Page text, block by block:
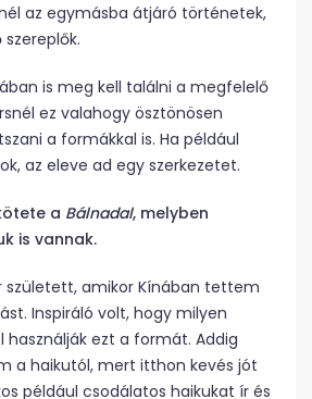
az egymásba átjáró történetek,
is meg kell találni a megfelelő
ez valahogy ösztönösen
a formákkal is. Ha például
az eleve ad egy szerkezetet.
a Bálnadal, melyben
is vannak.
született, amikor Kínában tettem
Inspiráló volt, hogy milyen
használják ezt a formát. Addig
a haikutól, mert itthon kevés jót
például csodálatos haikukat ír és